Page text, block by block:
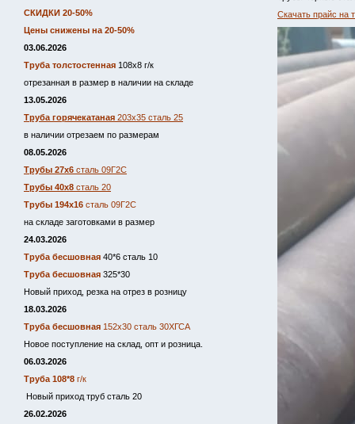
СКИДКИ 20-50%
Цены снижены на 20-50%
03.06.2026
Труба толстостенная 108х8 г/к
отрезанная в размер в наличии на складе
13.05.2026
Труба горячекатаная 203х35 сталь 25
в наличии отрезаем по размерам
08.05.2026
Трубы 27х6 сталь 09Г2С
Трубы 40х8 сталь 20
Трубы 194х16 сталь 09Г2С
на складе заготовками в размер
24.03.2026
Труба бесшовная 40*6 сталь 10
Труба бесшовная 325*30
Новый приход, резка на отрез в розницу
18.03.2026
Труба бесшовная 152х30 сталь 30ХГСА
Новое поступление на склад, опт и розница.
06.03.2026
Труба 108*8 г/к
Новый приход труб сталь 20
26.02.2026
Скачать прайс на